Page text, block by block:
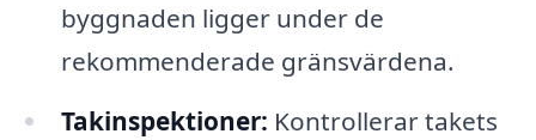
byggnaden ligger under de
rekommenderade gränsvärdena.
Takinspektioner: Kontrollerar takets